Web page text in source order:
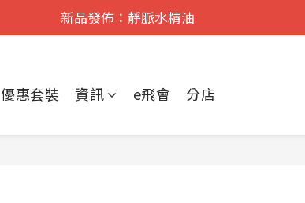
遠紅外舒痛·理療    香港No.1
新品發佈：靜脈水精油
優惠套裝 資訊 e飛會 分店